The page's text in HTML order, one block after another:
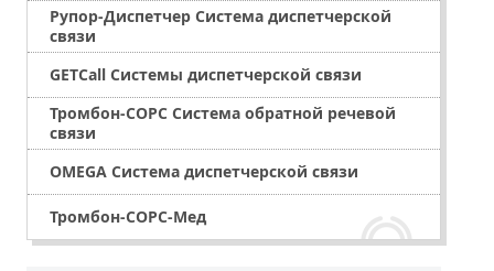
Рупор-Диспетчер Система диспетчерской
связи
GETCall Системы диспетчерской связи
Тромбон-СОРС Система обратной речевой
связи
OMEGA Система диспетчерской связи
Тромбон-СОРС-Мед